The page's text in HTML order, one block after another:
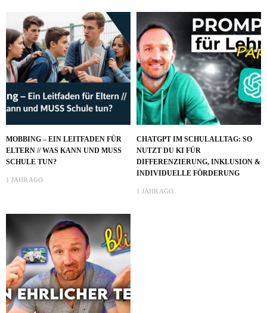
MOBBING – EIN LEITFADEN FÜR
ELTERN // WAS KANN UND MUSS
SCHULE TUN?
1 JAHR AGO
CHATGPT IM SCHULALLTAG: SO
NUTZT DU KI FÜR
DIFFERENZIERUNG, INKLUSION &
INDIVIDUELLE FÖRDERUNG
1 JAHR AGO